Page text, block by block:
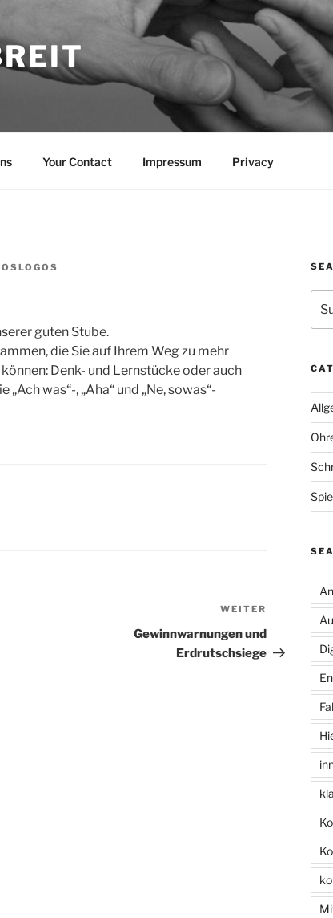
Your Contact Impressum Privacy
guten Stube.
die Sie auf Ihrem Weg zu mehr
Denk- und Lernstücke oder auch
was“-, „Aha“ und „Ne, sowas“-
Nächster
Beitrag
WEITER
Gewinnwarnungen und
Erdrutschsiege